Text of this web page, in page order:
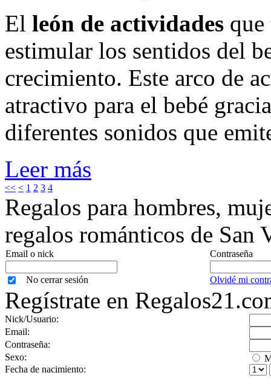
El león de actividades
estimular los sentidos del
crecimiento. Este arco de
atractivo para el bebé
diferentes sonidos que
Leer más
<< < 1 2 3 4
Regalos para hombres,
regalos románticos de San
Email o nick Contraseña
No cerrar sesión Olvidé mi
Regístrate en
Nick/Usuario:
Email:
Contraseña:
Sexo:
Fecha de nacimiento: